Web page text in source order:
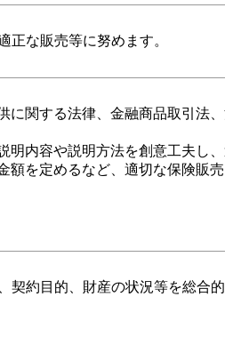
正な販売等に努めます。
関する法律、金融商品取引法
内容や説明方法を創意工夫し
を定めるなど、適切な保険販
契約目的、財産の状況等を総合